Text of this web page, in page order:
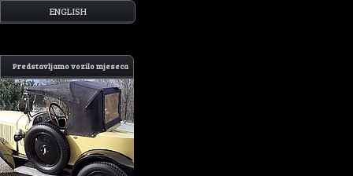
ENGLISH
Predstavljamo vozilo mjeseca